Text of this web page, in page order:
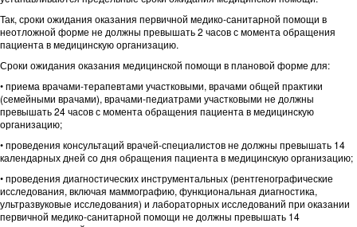
Так, сроки ожидания оказания первичной медико-санитарной помощи в
неотложной форме не должны превышать 2 часов с момента обращения
пациента в медицинскую организацию.
Сроки ожидания оказания медицинской помощи в плановой форме для:
• приема врачами-терапевтами участковыми, врачами общей практики
(семейными врачами), врачами-педиатрами участковыми не должны
превышать 24 часов с момента обращения пациента в медицинскую
организацию;
• проведения консультаций врачей-специалистов не должны превышать 14
календарных дней со дня обращения пациента в медицинскую организацию;
• проведения диагностических инструментальных (рентгенографические
исследования, включая маммографию, функциональная диагностика,
ультразвуковые исследования) и лабораторных исследований при оказании
первичной медико-санитарной помощи не должны превышать 14